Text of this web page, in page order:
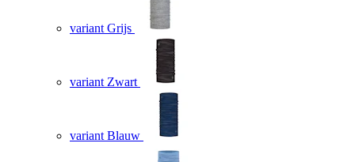
variant Grijs
variant Zwart
variant Blauw